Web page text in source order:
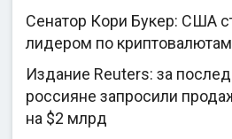
Сенатор Кори Букер: США
лидером по криптовалютам
Издание Reuters: за
россияне запросили
на $2 млрд